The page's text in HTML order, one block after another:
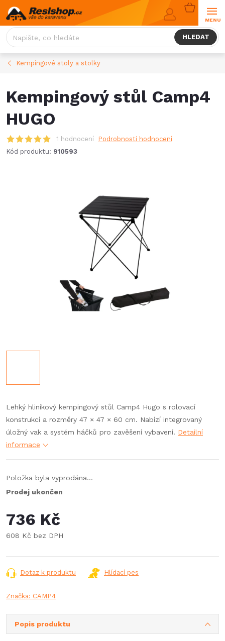
Přejít
na
obsah
HLEDAT
NÁKUPNÍ
KOŠÍK
Kempingové stoly a stolky
Kempingový stůl Camp4
HUGO
1 hodnocení
Podrobnosti hodnocení
Kód produktu: 910593
Lehký hliníkový kempingový stůl Camp4 Hugo s rolovací
konstrukcí a rozměry 47 × 47 × 60 cm. Nabízí integrovaný
úložný vak a systém háčků pro zavěšení vybavení. Detailní
informace
Položka byla vyprodána…
Prodej ukončen
736 Kč
608 Kč bez DPH
cena:
Dotaz k produktu Hlídací pes
Značka: CAMP4
Popis produktu